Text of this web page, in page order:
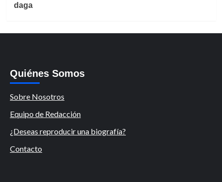
daga
Quiénes Somos
Sobre Nosotros
Equipo de Redacción
¿Deseas reproducir una biografía?
Contacto